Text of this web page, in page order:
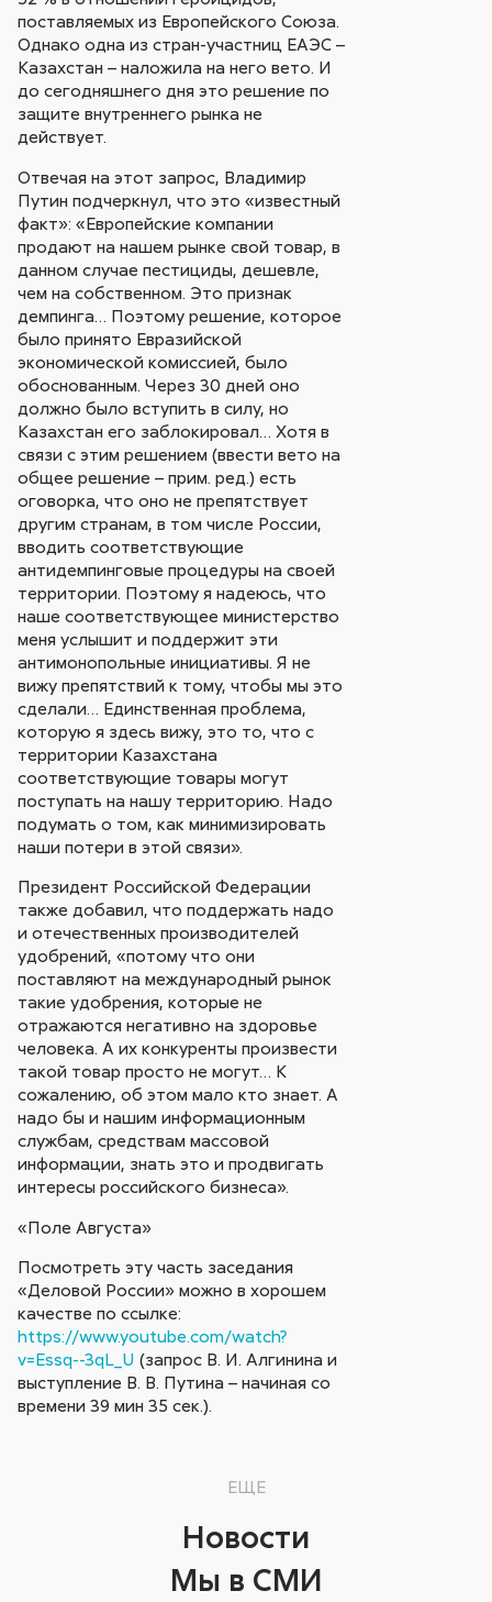
поставляемых из Европейского Союза.
Однако одна из стран-участниц ЕАЭС –
Казахстан – наложила на него вето. И
до сегодняшнего дня это решение по
защите внутреннего рынка не
действует.
Отвечая на этот запрос, Владимир
Путин подчеркнул, что это «известный
факт»: «Европейские компании
продают на нашем рынке свой товар, в
данном случае пестициды, дешевле,
чем на собственном. Это признак
демпинга… Поэтому решение, которое
было принято Евразийской
экономической комиссией, было
обоснованным. Через 30 дней оно
должно было вступить в силу, но
Казахстан его заблокировал… Хотя в
связи с этим решением (ввести вето на
общее решение – прим. ред.) есть
оговорка, что оно не препятствует
другим странам, в том числе России,
вводить соответствующие
антидемпинговые процедуры на своей
территории. Поэтому я надеюсь, что
наше соответствующее министерство
меня услышит и поддержит эти
антимонопольные инициативы. Я не
вижу препятствий к тому, чтобы мы это
сделали… Единственная проблема,
которую я здесь вижу, это то, что с
территории Казахстана
соответствующие товары могут
поступать на нашу территорию. Надо
подумать о том, как минимизировать
наши потери в этой связи».
Президент Российской Федерации
также добавил, что поддержать надо
и отечественных производителей
удобрений, «потому что они
поставляют на международный рынок
такие удобрения, которые не
отражаются негативно на здоровье
человека. А их конкуренты произвести
такой товар просто не могут… К
сожалению, об этом мало кто знает. А
надо бы и нашим информационным
службам, средствам массовой
информации, знать это и продвигать
интересы российского бизнеса».
«Поле Августа»
Посмотреть эту часть заседания
«Деловой России» можно в хорошем
качестве по ссылке:
https://www.youtube.com/watch?
v=Essq--3qL_U (запрос В. И. Алгинина и
выступление В. В. Путина – начиная со
времени 39 мин 35 сек.).
ЕЩЕ
Новости
Мы в СМИ